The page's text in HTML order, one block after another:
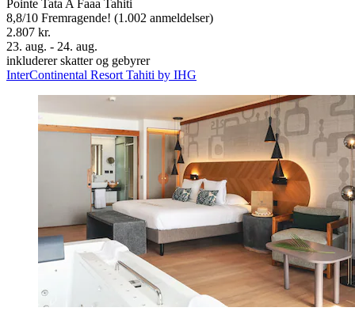
Pointe Tata A Faaa Tahiti
8,8/10 Fremragende! (1.002 anmeldelser)
2.807 kr.
23. aug. - 24. aug.
inkluderer skatter og gebyrer
InterContinental Resort Tahiti by IHG